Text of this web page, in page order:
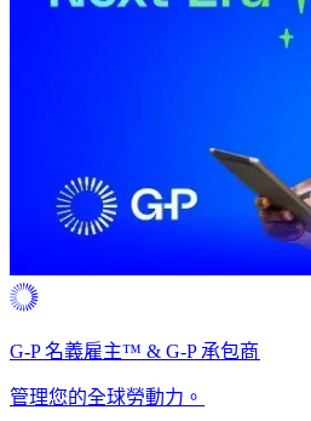
G-P 名義雇主™ & G-P 承包商​​
管理您的全球勞動力。​​